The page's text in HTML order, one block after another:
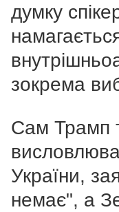
думку
зокрема
Сам Трамп
України,
немає", а